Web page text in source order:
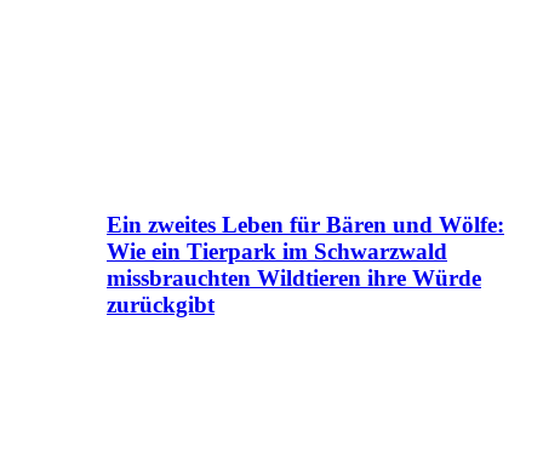
Ein zweites Leben für Bären und Wölfe:
Wie ein Tierpark im Schwarzwald
missbrauchten Wildtieren ihre Würde
zurückgibt